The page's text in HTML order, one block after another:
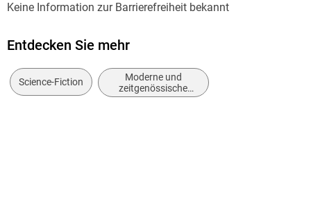
Autor/Autorin
Brendow, J
Keine Information zur Barrierefreiheit bekannt
Entdecken Sie mehr
Science-Fiction
Moderne und
zeitgenössische
Belletristik: allgemein